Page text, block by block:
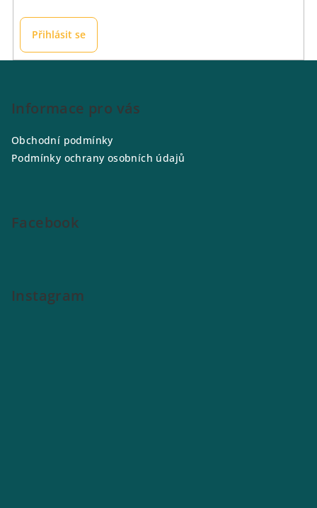
Přihlásit se
Informace pro vás
Obchodní podmínky
Podmínky ochrany osobních údajů
Facebook
Instagram